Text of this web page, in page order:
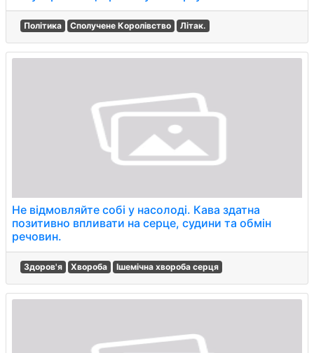
Політика Сполучене Королівство Літак.
Не відмовляйте собі у насолоді. Кава здатна
позитивно впливати на серце, судини та обмін
речовин.
Здоров'я Хвороба Ішемічна хвороба серця